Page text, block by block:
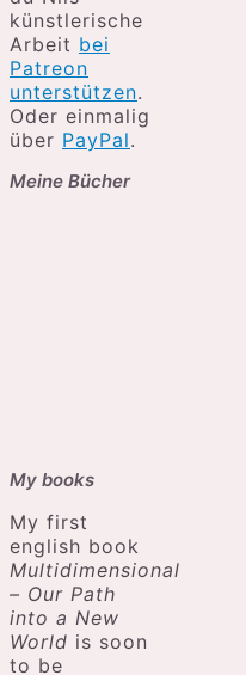
künstlerische
Arbeit bei
Patreon
unterstützen.
Oder einmalig
über PayPal.
Meine Bücher
My books
My first
english book
Multidimensional
– Our Path
into a New
World is soon
to be